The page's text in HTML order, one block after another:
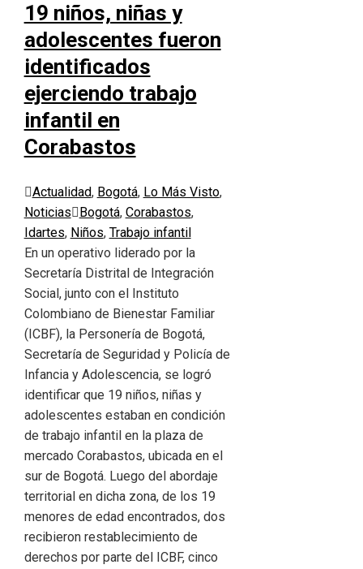
19 niños, niñas y
adolescentes fueron
identificados
ejerciendo trabajo
infantil en
Corabastos
Actualidad, Bogotá, Lo Más Visto,
Noticias
Bogotá, Corabastos,
Idartes, Niños, Trabajo infantil
En un operativo liderado por la
Secretaría Distrital de Integración
Social, junto con el Instituto
Colombiano de Bienestar Familiar
(ICBF), la Personería de Bogotá,
Secretaría de Seguridad y Policía de
Infancia y Adolescencia, se logró
identificar que 19 niños, niñas y
adolescentes estaban en condición
de trabajo infantil en la plaza de
mercado Corabastos, ubicada en el
sur de Bogotá. Luego del abordaje
territorial en dicha zona, de los 19
menores de edad encontrados, dos
recibieron restablecimiento de
derechos por parte del ICBF, cinco